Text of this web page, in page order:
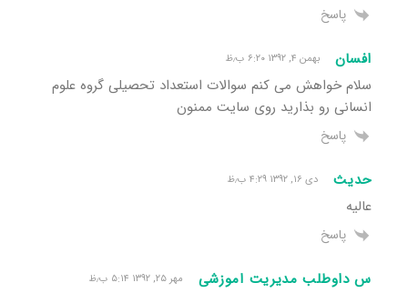
پاسخ
افسان بهمن ۴, ۱۳۹۲ ۶:۲۰ ب٫ظ
سلام خواهش می کنم سوالات استعداد تحصیلی گروه علوم
انسانی رو بذارید روی سایت ممنون
پاسخ
حدیث دی ۱۶, ۱۳۹۲ ۴:۲۹ ب٫ظ
عالیه
پاسخ
س داوطلب مدیریت اموزشی مهر ۲۵, ۱۳۹۲ ۵:۱۴ ب٫ظ